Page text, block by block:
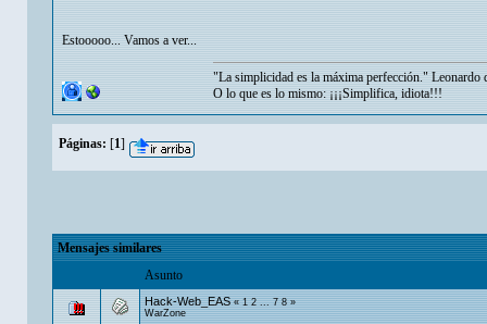
Estooooo... Vamos a ver...
"La simplicidad es la máxima perfección." Leonardo
O lo que es lo mismo: ¡¡¡Simplifica, idiota!!!
Páginas: [1]
Mensajes similares
Asunto
Hack-Web_EAS «1 2...7 8»
WarZone